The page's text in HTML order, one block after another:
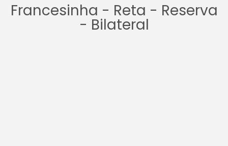
Francesinha - Reta - Reserva
- Bilateral